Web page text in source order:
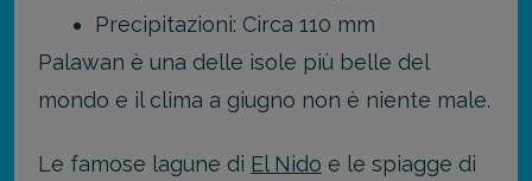
Precipitazioni: Circa 110 mm
Palawan è una delle isole più belle del
mondo e il clima a giugno non è niente male.
Le famose lagune di El Nido e le spiagge di